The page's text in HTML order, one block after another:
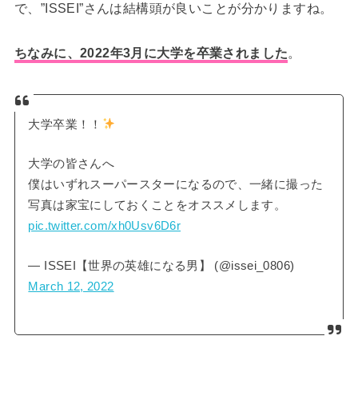
で、”ISSEI”さんは結構頭が良いことが分かりますね。
ちなみに、 2022年3月に大学を卒業されました。
大学卒業！！
大学の皆さんへ
僕はいずれスーパースターになるので、一緒に撮った
写真は家宝にしておくことをオススメします。
pic.twitter.com/xh0Usv6D6r
— ISSEI【世界の英雄になる男】 (@issei_0806)
March 12, 2022